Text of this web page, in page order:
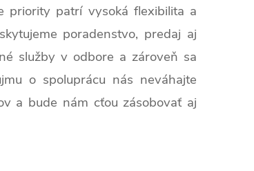
priority patrí vysoká flexibilita a
poradenstvo, predaj aj
služby v odbore a zároveň sa
o spoluprácu nás neváhajte
a bude nám cťou zásobovať aj